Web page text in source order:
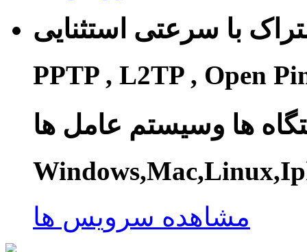
با سرعتی استثنایی
PPTP , L2TP , Open
ها وسیستم عامل ها
مشاهده سرویس ها